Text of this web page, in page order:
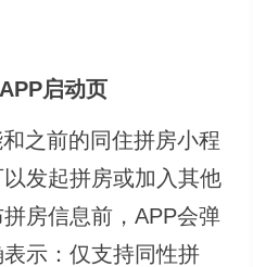
启动页
之前的同住拼房小程
发起拼房或加入其他
房信息前，APP会弹
示：仅支持同性拼